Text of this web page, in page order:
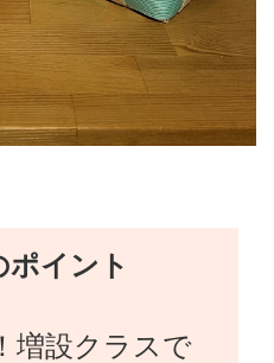
イント
増設クラスで